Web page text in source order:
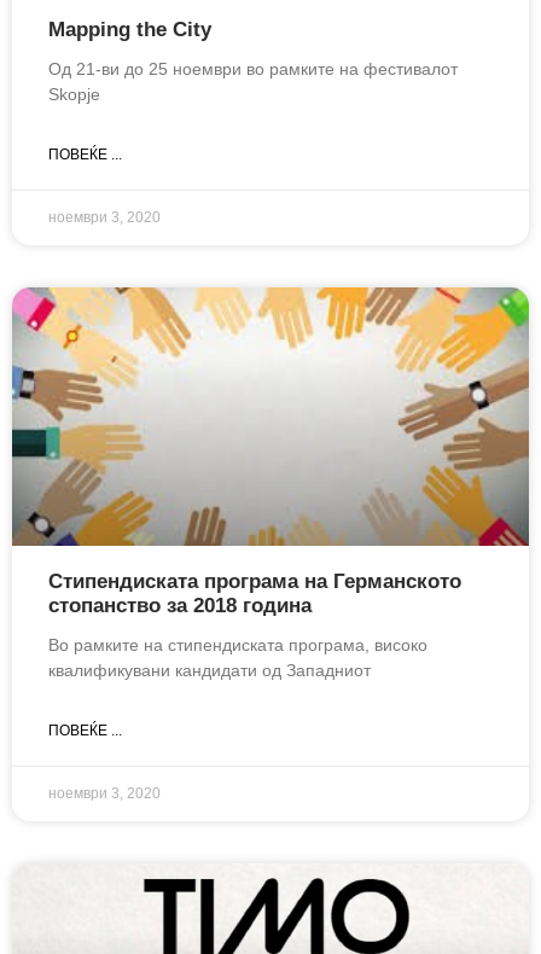
Mapping the City
Од 21-ви до 25 ноември во рамките на фестивалот
Skopje
ПОВЕЌЕ ...
ноември 3, 2020
Стипендиската програма на Германското
стопанство за 2018 година
Во рамките на стипендиската програма, високо
квалификувани кандидати од Западниот
ПОВЕЌЕ ...
ноември 3, 2020